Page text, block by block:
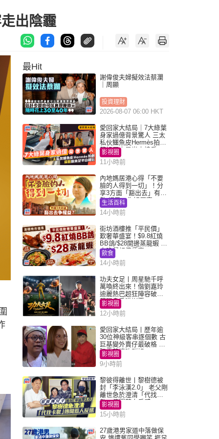
出陰霾
最Hit
謝偉俊夫婦擬效法蔡瀾
｜周顯
投資理財
2026-08-07 06:00 HKT
愛回家大結局｜7大綠葉
身家過億背景驚人 三太
私伙鱷魚皮Hermès拍劇
蘇姐原來是半山樓后
影視圈
11小時前
內地媽居港心得「不要
臉的人得到一切」！分
享3方面「豁出去」有著
數 網民：你好厲害
生活百科
14小時前
街坊酒樓推「平民價」
歎奢華盛宴！$9.8紅燒
BB鴿/$28開邊蒸龍蝦 3
大晚餐超值優惠
飲食
14小時前
功夫女足丨周星馳千呼
萬喚終出來！偕劉嘉玲
迪麗熱巴超狂陣容破天
荒現身香港謝票
影視圈
12小時前
愛回家大結局丨歷年逾
30位神級客串逐個數 古
巨基變外賣仔最破格 歐
陽震華情陷群姐
影視圈
9小時前
黎彼得離世丨黎樹德被
封「李泳漢2.0」 老父剛
離世急於澄清「代找卡
數」傳聞惹人反感
影視圈
15小時前
27歲港男家道中落做保